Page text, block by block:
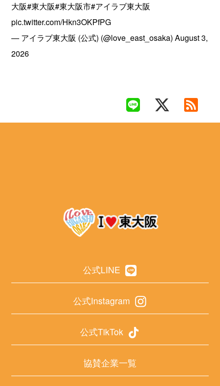
大阪#東大阪#東大阪市#アイラブ東大阪
pic.twitter.com/Hkn3OKPfPG
— アイラブ東大阪 (公式) (@love_east_osaka)August 3,
2026
公式LINE
公式Instagram
公式TikTok
協賛企業一覧